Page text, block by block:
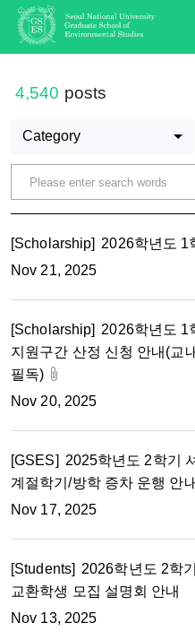
4,540 posts
Category
[Scholarship] 2026학년도 1
Nov 21, 2025
[Scholarship] 2026학년도 1
지원구간 산정 신청 안내(교
필독)
Nov 20, 2025
[GSES] 2025학년도 2학기
계절학기/방학 증차 운행 안내
Nov 17, 2025
[Students] 2026학년도 2학
교환학생 모집 설명회 안내
Nov 13, 2025